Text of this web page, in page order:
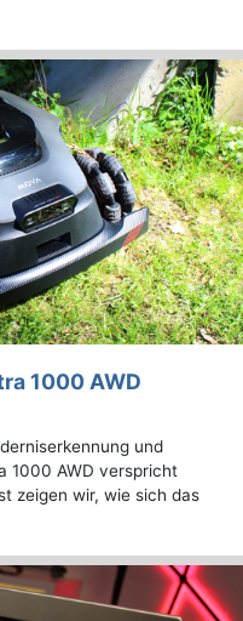
1000 AWD
und
1000 AWD verspricht
zeigen wir, wie sich das